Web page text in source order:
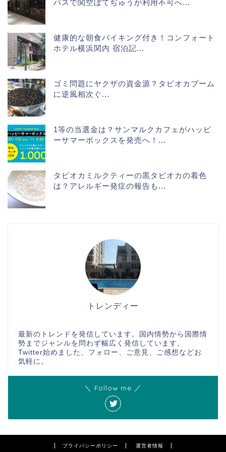
パスで関空ぼてぢゅうが利用不可へ...
健康的な朝食バイキング付き！コンフォート
ホテル横浜関内 宿泊記...
ゴミ問題にヤクザの資金源？タピオカブーム
に逆風相次ぐ...
1等の当選金は？サンマルクカフェがハッピ
ーサマーボックスを発売へ！...
タピオカミルクティーの黒タピオカの着色
は？アレルギー発症の報告も...
トレンディー
最新のトレンドを発信しています。国内情勢から国際情
勢までジャンルを問わず幅広く発信しています。
Twitter始めました、フォロー、ご意見、ご感想などお
気軽に。
＼ Follow me ／
プライバシーポリシー 運営者情報